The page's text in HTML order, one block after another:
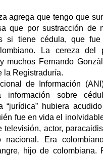
agrega que tengo que
que por sustracción de
si tiene cédula, que
La cereza del
muchos Fernando
la Registraduría.
de Información
información sobre
“jurídica” hubiera
fue en vida el
televisión, actor,
nacional. Era
hijo de colombiana.